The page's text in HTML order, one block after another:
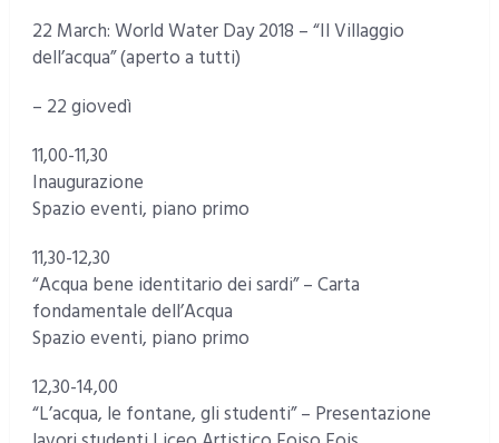
22 March: World Water Day 2018 – “Il Villaggio
dell’acqua” (aperto a tutti)
– 22 giovedì
11,00-11,30
Inaugurazione
Spazio eventi, piano primo
11,30-12,30
“Acqua bene identitario dei sardi” – Carta
fondamentale dell’Acqua
Spazio eventi, piano primo
12,30-14,00
“L’acqua, le fontane, gli studenti” – Presentazione